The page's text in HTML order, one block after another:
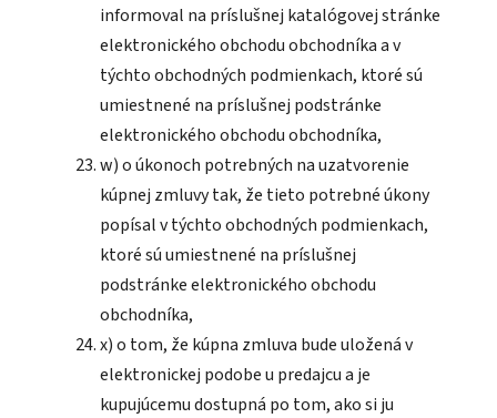
informoval na príslušnej katalógovej stránke
elektronického obchodu obchodníka a v
týchto obchodných podmienkach, ktoré sú
umiestnené na príslušnej podstránke
elektronického obchodu obchodníka,
w) o úkonoch potrebných na uzatvorenie
kúpnej zmluvy tak, že tieto potrebné úkony
popísal v týchto obchodných podmienkach,
ktoré sú umiestnené na príslušnej
podstránke elektronického obchodu
obchodníka,
x) o tom, že kúpna zmluva bude uložená v
elektronickej podobe u predajcu a je
kupujúcemu dostupná po tom, ako si ju